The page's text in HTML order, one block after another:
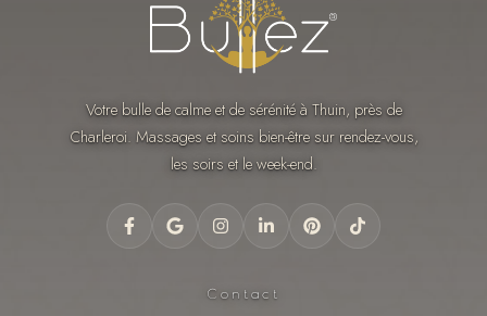
Votre bulle de calme et de sérénité à Thuin, près de
Charleroi. Massages et soins bien-être sur rendez-vous,
les soirs et le week-end.
Contact